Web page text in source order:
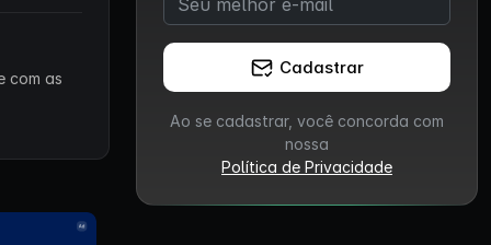
com as
Cadastrar
Ao se cadastrar, você concorda com
nossa
Política de Privacidade